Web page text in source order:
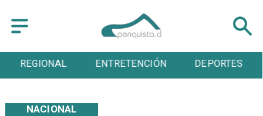
REGIONAL ENTRETENCIÓN DEPORTES
NACIONAL